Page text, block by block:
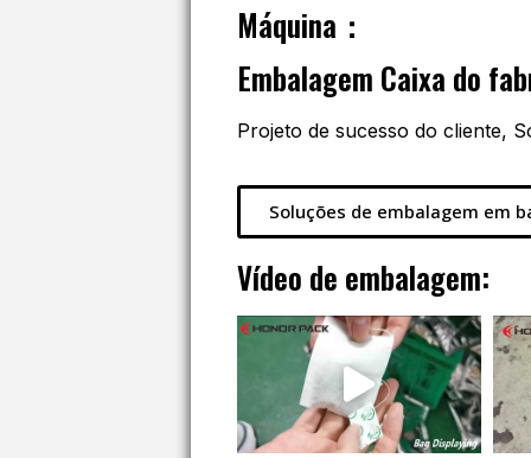
Máquina：
Embalagem Caixa do
Projeto de sucesso do cliente,
Soluções de embalagem em
Vídeo de embalagem: